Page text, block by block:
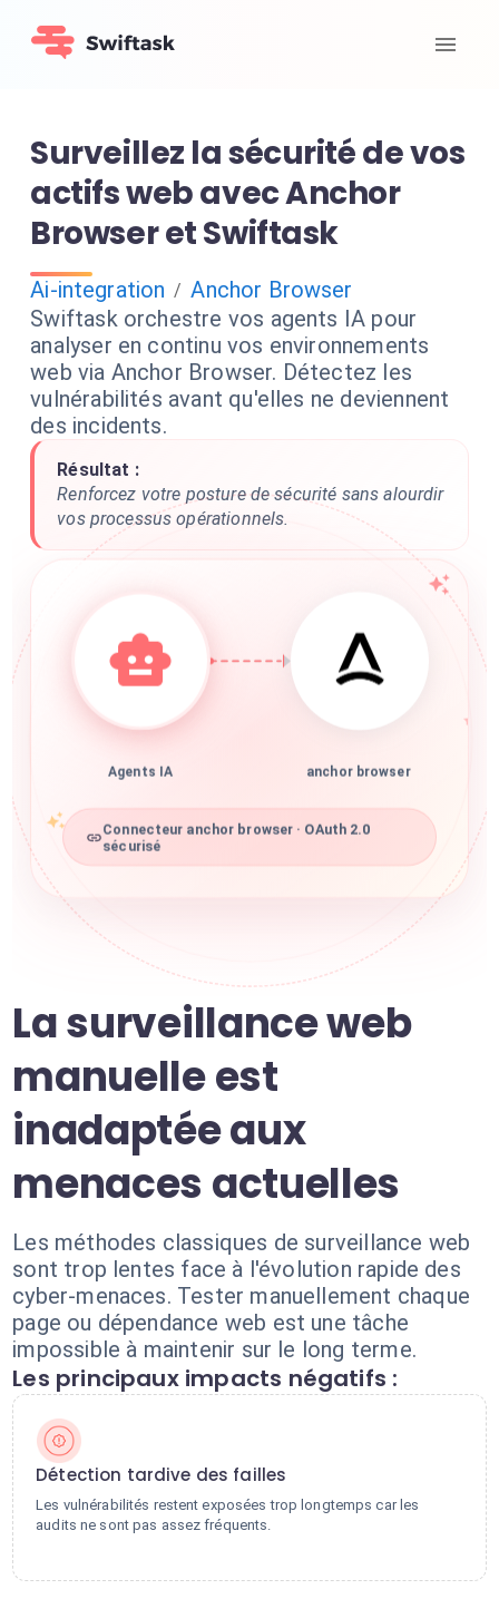
Surveillez la sécurité de vos
actifs web avec Anchor
Browser et Swiftask
Ai-integration / Anchor Browser
Swiftask orchestre vos agents IA pour
analyser en continu vos environnements
web via Anchor Browser. Détectez les
vulnérabilités avant qu'elles ne deviennent
des incidents.
Résultat :
Renforcez votre posture de sécurité sans alourdir
vos processus opérationnels.
Agents IA anchor browser
Connecteur anchor browser · OAuth 2.0
sécurisé
La surveillance web
manuelle est
inadaptée aux
menaces actuelles
Les méthodes classiques de surveillance web
sont trop lentes face à l'évolution rapide des
cyber-menaces. Tester manuellement chaque
page ou dépendance web est une tâche
impossible à maintenir sur le long terme.
Les principaux impacts négatifs :
Détection tardive des failles
Les vulnérabilités restent exposées trop longtemps car les
audits ne sont pas assez fréquents.